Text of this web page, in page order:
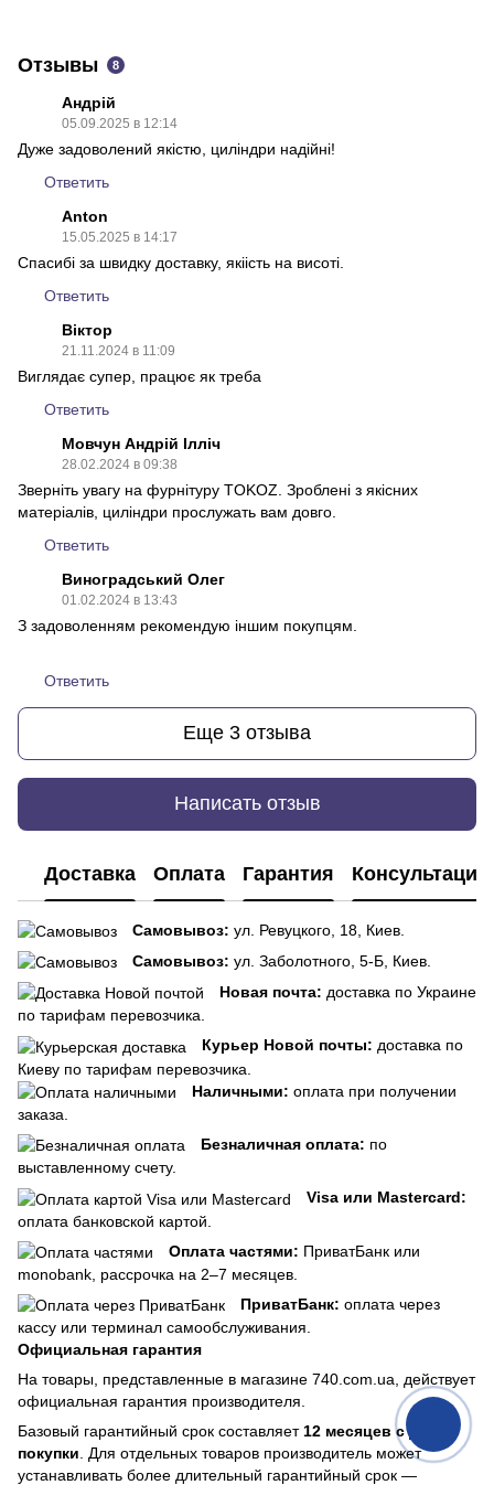
Отзывы 8
Андрій
05.09.2025 в 12:14
Дуже задоволений якістю, циліндри надійні!
Ответить
Anton
15.05.2025 в 14:17
Спасибі за швидку доставку, якіість на висоті.
Ответить
Віктор
21.11.2024 в 11:09
Виглядає супер, працює як треба
Ответить
Мовчун Андрій Ілліч
28.02.2024 в 09:38
Зверніть увагу на фурнітуру TOKOZ. Зроблені з якісних
матеріалів, циліндри прослужать вам довго.
Ответить
Виноградський Олег
01.02.2024 в 13:43
З задоволенням рекомендую іншим покупцям.
Ответить
Еще 3 отзыва
Написать отзыв
Доставка Оплата Гарантия Консультация
Самовывоз: ул. Ревуцкого, 18, Киев.
Самовывоз: ул. Заболотного, 5-Б, Киев.
Новая почта: доставка по Украине
по тарифам перевозчика.
Курьер Новой почты: доставка по
Киеву по тарифам перевозчика.
Наличными: оплата при получении
заказа.
Безналичная оплата: по
выставленному счету.
Visa или Mastercard:
оплата банковской картой.
Оплата частями: ПриватБанк или
monobank, рассрочка на 2–7 месяцев.
ПриватБанк: оплата через
кассу или терминал самообслуживания.
Официальная гарантия
На товары, представленные в магазине 740.com.ua, действует
официальная гарантия производителя.
Базовый гарантийный срок составляет 12 месяцев с даты
покупки . Для отдельных товаров производитель может
устанавливать более длительный гарантийный срок —